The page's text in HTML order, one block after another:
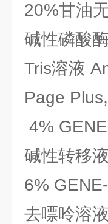
20%甘油
碱性磷酸
Tris溶液
Page
4%
碱性转移
6%
去嘌呤溶